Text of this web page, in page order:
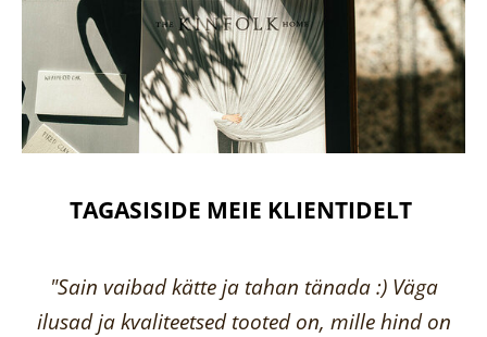
TAGASISIDE MEIE KLIENTIDELT
"Sain vaibad kätte ja tahan tänada :) Väga
ilusad ja kvaliteetsed tooted on, mille hind on